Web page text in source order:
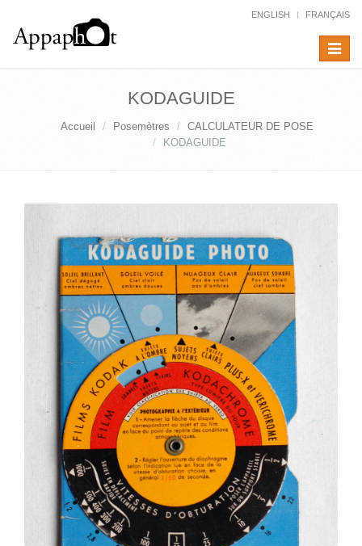
ENGLISH FRANÇAIS
Toggle
KODAGUIDE
Accueil Posemètres
CALCULATEUR DE POSE
KODAGUIDE